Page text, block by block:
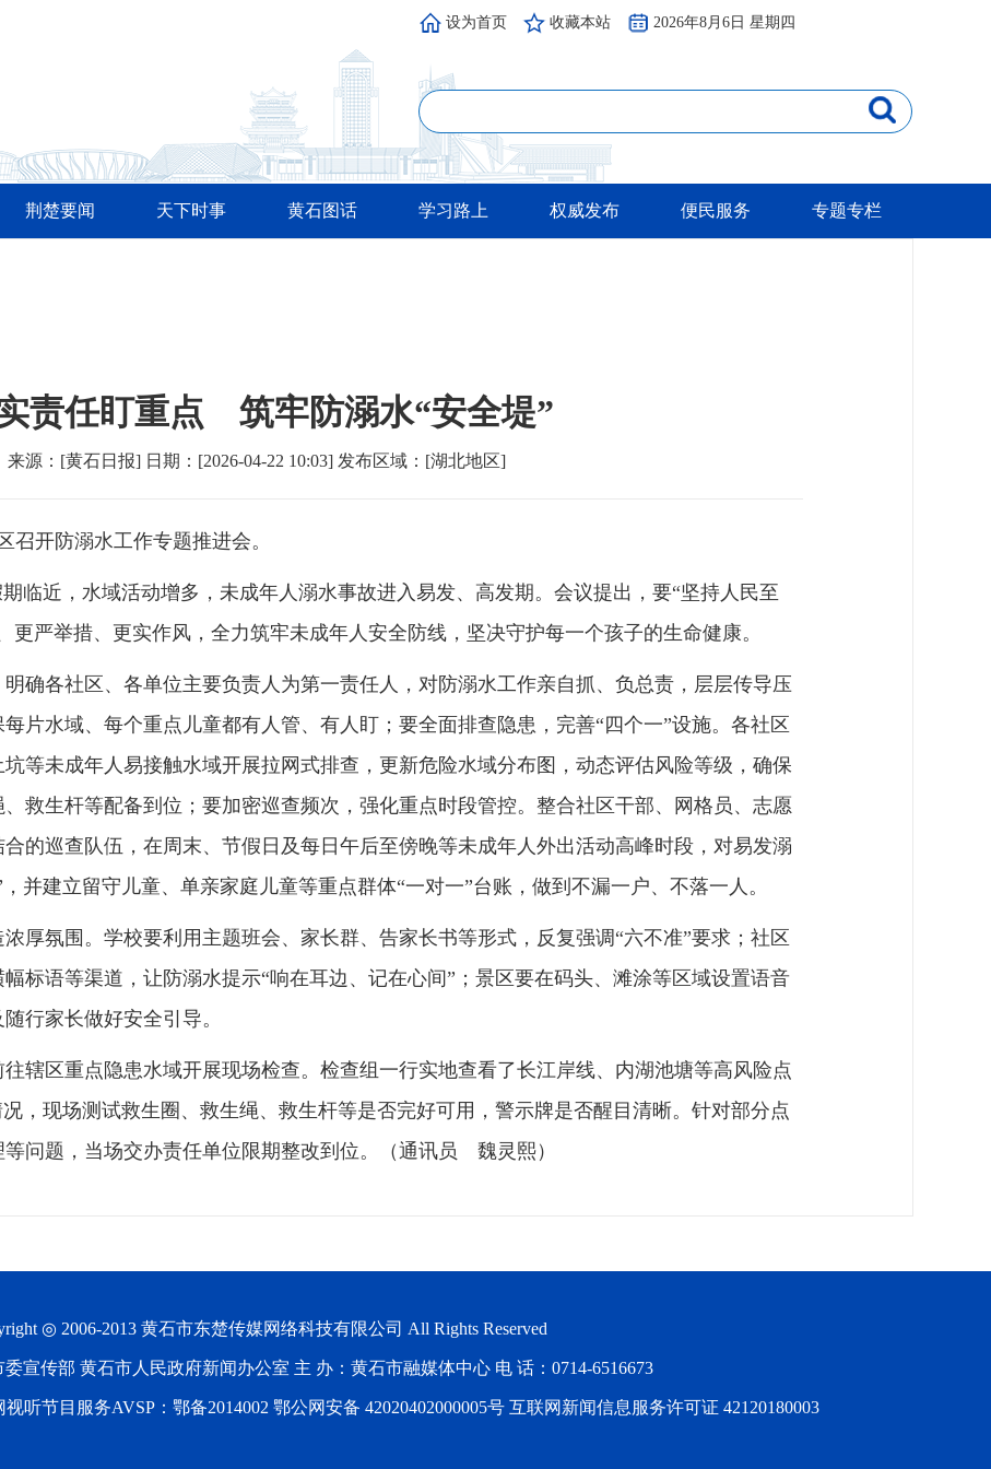
设为首页 收藏本站 2026年8月6日 星期四
荆楚要闻 天下时事 黄石图话 学习路上 权威发布 便民服务 专题专栏
责任盯重点 筑牢防溺水“安全堤”
来源：[黄石日报​​] 日期：[2026-04-22 10:03] 发布区域：[湖北地区]
召开防溺水工作专题推进会。
临近，水域活动增多，未成年人溺水事故进入易发、高发期。会议提出，要“坚持人民至
更严举措、更实作风，全力筑牢未成年人安全防线，坚决守护每一个孩子的生命健康。
确各社区、各单位主要负责人为第一责任人，对防溺水工作亲自抓、负总责，层层传导压
片水域、每个重点儿童都有人管、有人盯；要全面排查隐患，完善“四个一”设施。各社区
等未成年人易接触水域开展拉网式排查，更新危险水域分布图，动态评估风险等级，确保
救生杆等配备到位；要加密巡查频次，强化重点时段管控。整合社区干部、网格员、志愿
的巡查队伍，在周末、节假日及每日午后至傍晚等未成年人外出活动高峰时段，对易发溺
并建立留守儿童、单亲家庭儿童等重点群体“一对一”台账，做到不漏一户、不落一人。
厚氛围。学校要利用主题班会、家长群、告家长书等形式，反复强调“六不准”要求；社区
标语等渠道，让防溺水提示“响在耳边、记在心间”；景区要在码头、滩涂等区域设置语音
行家长做好安全引导。
辖区重点隐患水域开展现场检查。检查组一行实地查看了长江岸线、内湖池塘等高风险点
，现场测试救生圈、救生绳、救生杆等是否完好可用，警示牌是否醒目清晰。针对部分点
问题，当场交办责任单位限期整改到位。（通讯员 魏灵熙）
◎ 2006-2013 黄石市东楚传媒网络科技有限公司 All Rights Reserved
宣传部 黄石市人民政府新闻办公室 主 办：黄石市融媒体中心 电 话：0714-6516673
听节目服务AVSP：鄂备2014002 鄂公网安备 42020402000005号 互联网新闻信息服务许可证 42120180003